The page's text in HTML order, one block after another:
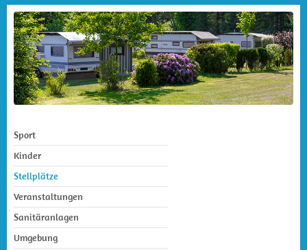
Sport
Kinder
Stellplätze
Veranstaltungen
Sanitäranlagen
Umgebung